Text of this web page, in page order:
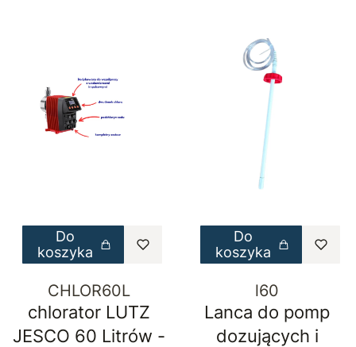
Do
koszyka
CHLOR60L
chlorator LUTZ
JESCO 60 Litrów -
Do
koszyka
l60
Lanca do pomp
dozujących i